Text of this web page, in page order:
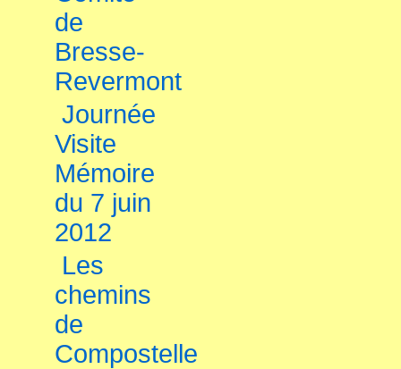
de
Bresse-
Revermont
Journée
Visite
Mémoire
du 7 juin
2012
Les
chemins
de
Compostelle